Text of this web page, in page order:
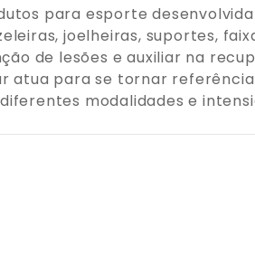
para esporte
joelheiras, suportes,
de lesões e auxiliar na
atua para se tornar
diferentes modalidades e